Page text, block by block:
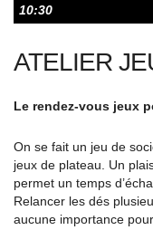
10:30
ATELIER
Le rendez-vous jeux
On se fait un jeu de
jeux de plateau. Un
permet un temps
Relancer les dés
aucune importance